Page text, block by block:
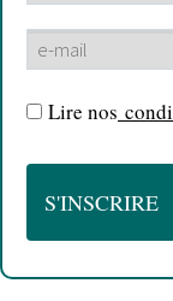
Lire nos